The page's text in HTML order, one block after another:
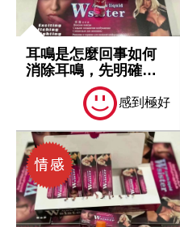
耳鳴是怎麼回事如何
消除耳鳴，先明確原
感到極好